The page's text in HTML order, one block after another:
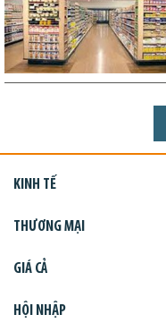
KINH TẾ
THƯƠNG MẠI
GIÁ CẢ
HỘI NHẬP